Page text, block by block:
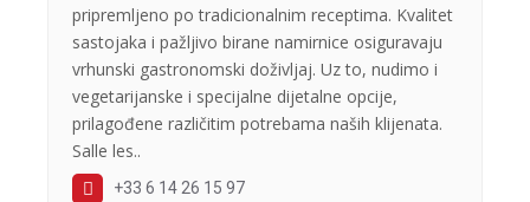
pripremljeno po tradicionalnim receptima. Kvalitet
sastojaka i pažljivo birane namirnice osiguravaju
vrhunski gastronomski doživljaj. Uz to, nudimo i
vegetarijanske i specijalne dijetalne opcije,
prilagođene različitim potrebama naših klijenata.
Salle les..
+33 6 14 26 15 97